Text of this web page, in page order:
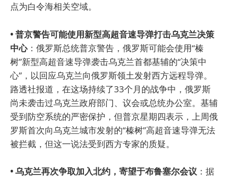
点为白令海相关空域。
• 普京警告可能使用新型高超音速导弹打击乌克兰决策
中心：俄罗斯总统普京警告，俄罗斯可能会使用“榛
树”新型高超音速导弹袭击乌克兰首都基辅的“决策中
心”，以回应乌克兰向俄罗斯领土发射西方远程导弹。
路透社报道，在这场持续了33个月的战争中，俄罗斯
尚未袭击过乌克兰政府部门、议会或总统办公室。基辅
受到防空系统的严密保护，但普京星期四表示，上周俄
罗斯首次向乌克兰城市发射的“榛树”高超音速导弹无法
被拦截，但这一说法受到西方专家的质疑。
• 乌克兰再次争取加入北约，寄望于布鲁塞尔会议 ：据